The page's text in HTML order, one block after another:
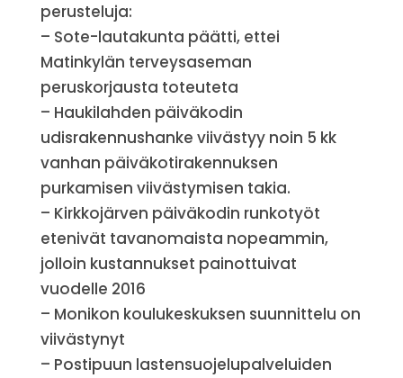
perusteluja:
– Sote-lautakunta päätti, ettei
Matinkylän terveysaseman
peruskorjausta toteuteta
– Haukilahden päiväkodin
udisrakennushanke viivästyy noin 5 kk
vanhan päiväkotirakennuksen
purkamisen viivästymisen takia.
– Kirkkojärven päiväkodin runkotyöt
etenivät tavanomaista nopeammin,
jolloin kustannukset painottuivat
vuodelle 2016
– Monikon koulukeskuksen suunnittelu on
viivästynyt
– Postipuun lastensuojelupalveluiden